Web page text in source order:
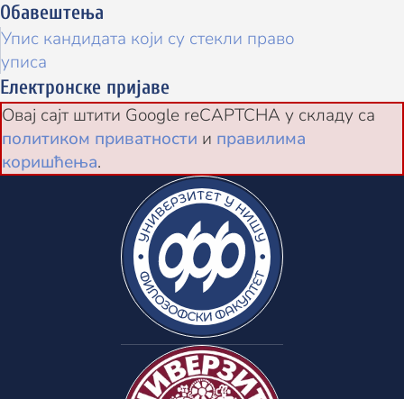
Обавештења
Упис кандидата који су стекли право
уписа
Електронске пријаве
Овај сајт штити Google reCAPTCHA у складу са
политиком приватности и правилима
коришћења.